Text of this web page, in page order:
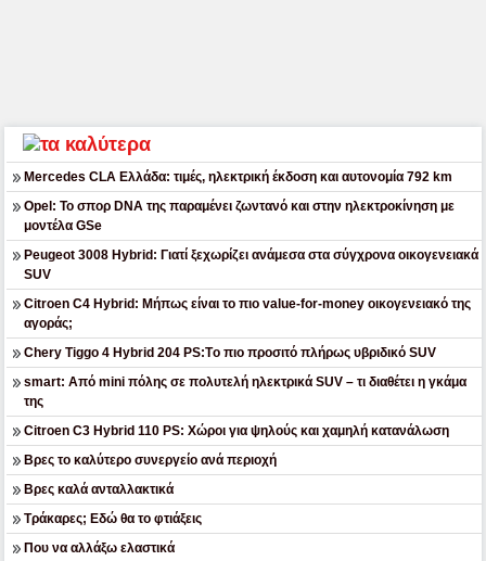
Mercedes CLA Ελλάδα: τιμές, ηλεκτρική έκδοση και αυτονομία 792 km
Opel: Το σπορ DNA της παραμένει ζωντανό και στην ηλεκτροκίνηση με
μοντέλα GSe
Peugeot 3008 Hybrid: Γιατί ξεχωρίζει ανάμεσα στα σύγχρονα οικογενειακά
SUV
Citroen C4 Hybrid: Μήπως είναι το πιο value-for-money οικογενειακό της
αγοράς;
Chery Tiggo 4 Hybrid 204 PS:Tο πιο προσιτό πλήρως υβριδικό SUV
smart: Από mini πόλης σε πολυτελή ηλεκτρικά SUV – τι διαθέτει η γκάμα
της
Citroen C3 Hybrid 110 PS: Χώροι για ψηλούς και χαμηλή κατανάλωση
Βρες το καλύτερο συνεργείο ανά περιοχή
Βρες καλά ανταλλακτικά
Τράκαρες; Εδώ θα το φτιάξεις
Που να αλλάξω ελαστικά